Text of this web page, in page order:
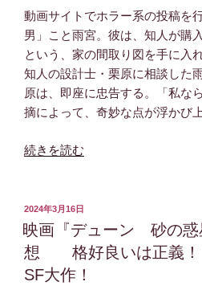
エ
ン
タ
メ
作
品！！”
ド
デ
ー
モ
ン
ズ
デ
デ
ス
ト
ラ
ク
動画サイトでホラー系の投稿を
男」こと雨宮。彼は、知人が購
という、家の間取り図を手に入れ
知人の設計士・栗原に相談した
原は、即座に忠告する。「私な
摘によって、奇妙な点が浮かび
“映
な
家』
感
想
お
続きを読む
投
稿
日:
2024年3月16日
映画『デューン 砂の
想 格好良いは正義！
SF大作！